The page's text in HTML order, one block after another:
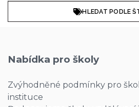
HLEDAT PODLE
Nabídka pro školy
Zvýhodněné podmínky pro
instituce